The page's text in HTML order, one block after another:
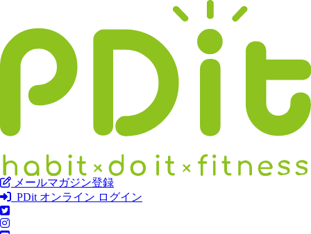
メールマガジン登録
PDit オンライン ログイン